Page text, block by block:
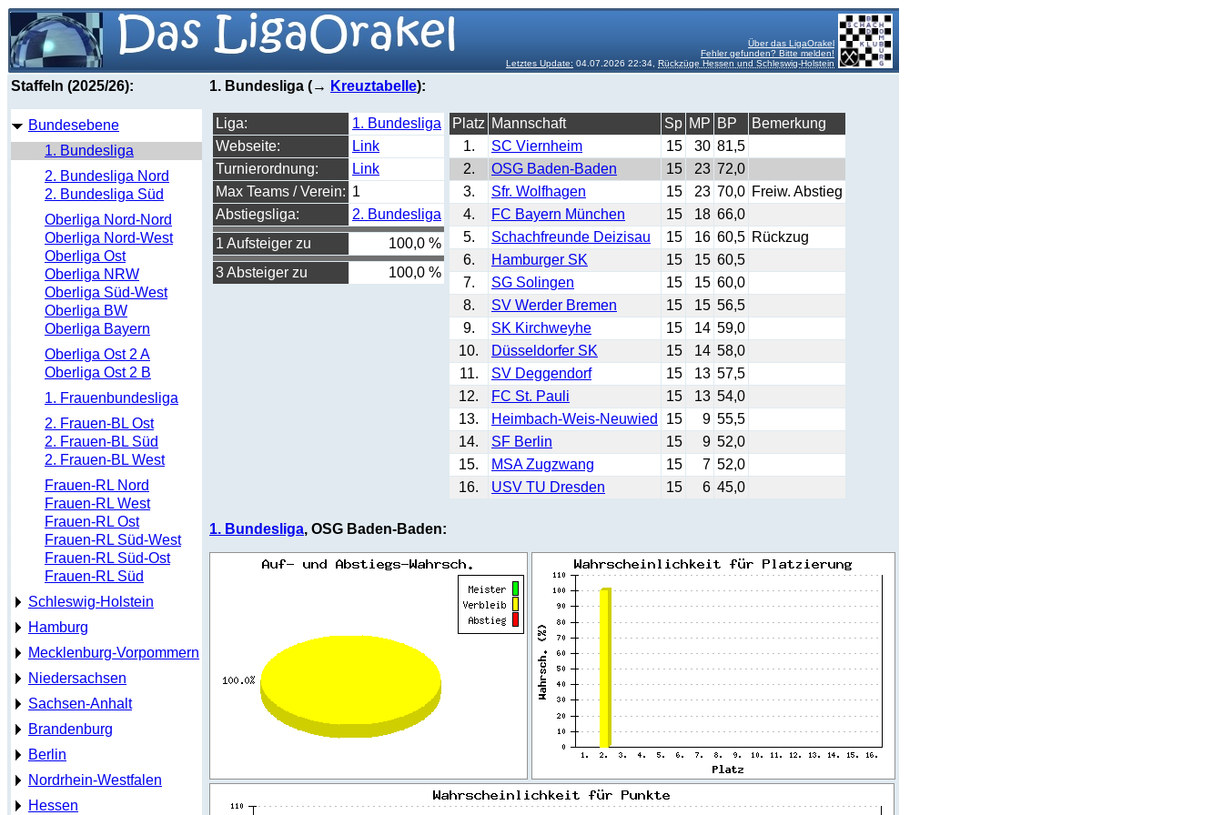
Über das LigaOrakel
Fehler gefunden? Bitte melden!
Letztes Update: 04.07.2026 22:34, Rückzüge Hessen und Schleswig-Holstein
Staffeln (2025/26):
Bundesebene
1. Bundesliga
2. Bundesliga Nord
2. Bundesliga Süd
Oberliga Nord-Nord
Oberliga Nord-West
Oberliga Ost
Oberliga NRW
Oberliga Süd-West
Oberliga BW
Oberliga Bayern
Oberliga Ost 2 A
Oberliga Ost 2 B
1. Frauenbundesliga
2. Frauen-BL Ost
2. Frauen-BL Süd
2. Frauen-BL West
Frauen-RL Nord
Frauen-RL West
Frauen-RL Ost
Frauen-RL Süd-West
Frauen-RL Süd-Ost
Frauen-RL Süd
Schleswig-Holstein
Hamburg
Mecklenburg-Vorpommern
Niedersachsen
Sachsen-Anhalt
Brandenburg
Berlin
Nordrhein-Westfalen
Hessen
1. Bundesliga (→ Kreuztabelle):
Liga:
1. Bundesliga
Webseite:
Link
Turnierordnung:
Link
Max Teams / Verein: 1
Abstiegsliga:
2. Bundesliga
1 Aufsteiger zu
100,0 %
3 Absteiger zu
100,0 %
Platz Mannschaft Sp MP BP
Bemerkung
1.
SC Viernheim 15 30 81,5
2.
OSG Baden-Baden 15 23 72,0
3.
Sfr. Wolfhagen 15 23 70,0 Freiw. Abstieg
4.
FC Bayern München 15 18 66,0
5.
Schachfreunde Deizisau 15 16 60,5 Rückzug
6.
Hamburger SK 15 15 60,5
7.
SG Solingen 15 15 60,0
8.
SV Werder Bremen 15 15 56,5
9.
SK Kirchweyhe 15 14 59,0
10.
Düsseldorfer SK 15 14 58,0
11.
SV Deggendorf 15 13 57,5
12.
FC St. Pauli 15 13 54,0
13.
Heimbach-Weis-Neuwied 15 9 55,5
14.
SF Berlin 15 9 52,0
15.
MSA Zugzwang 15 7 52,0
16.
USV TU Dresden 15 6 45,0
1. Bundesliga, OSG Baden-Baden: